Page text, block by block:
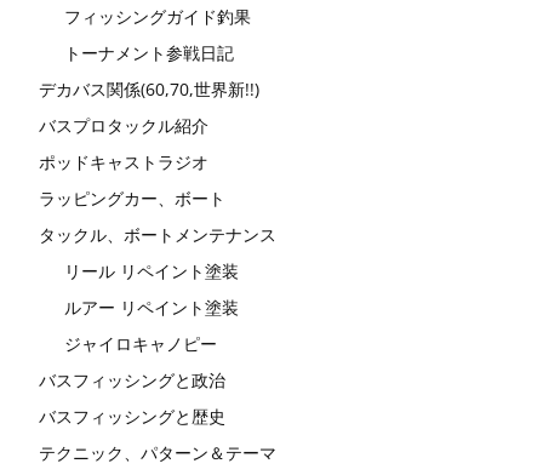
フィッシングガイド釣果
トーナメント参戦日記
デカバス関係(60,70,世界新!!)
バスプロタックル紹介
ポッドキャストラジオ
ラッピングカー、ボート
タックル、ボートメンテナンス
リール リペイント塗装
ルアー リペイント塗装
ジャイロキャノピー
バスフィッシングと政治
バスフィッシングと歴史
テクニック、パターン＆テーマ